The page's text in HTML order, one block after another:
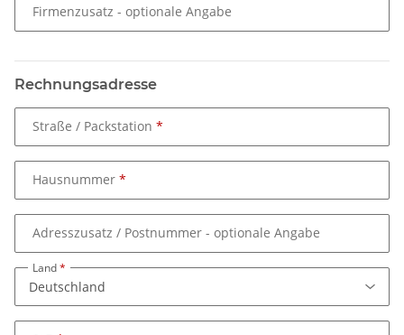
Firmenzusatz - optionale Angabe
Rechnungsadresse
Straße / Packstation
Hausnummer
Adresszusatz / Postnummer - optionale Angabe
Land